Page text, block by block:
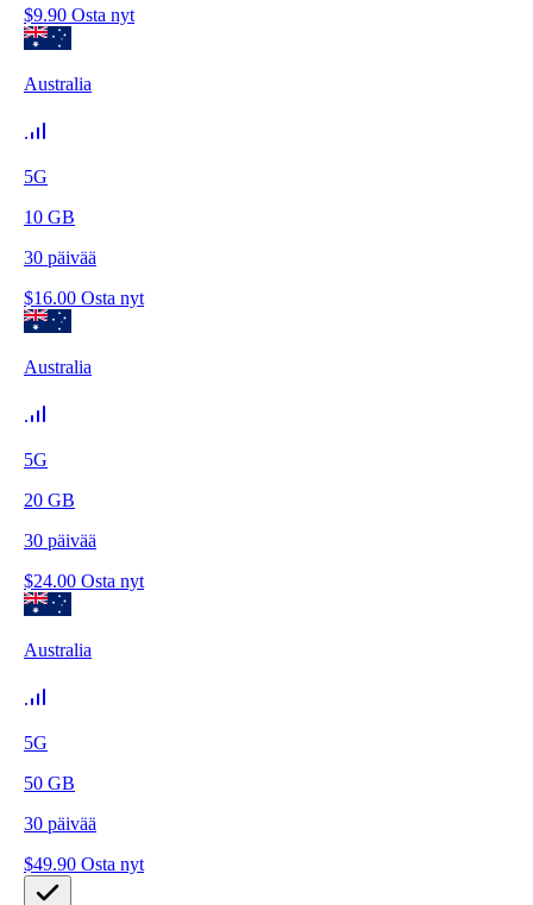
$9.90 Osta nyt
Australia
5G
10 GB
30 päivää
$16.00 Osta nyt
Australia
5G
20 GB
30 päivää
$24.00 Osta nyt
Australia
5G
50 GB
30 päivää
$49.90 Osta nyt